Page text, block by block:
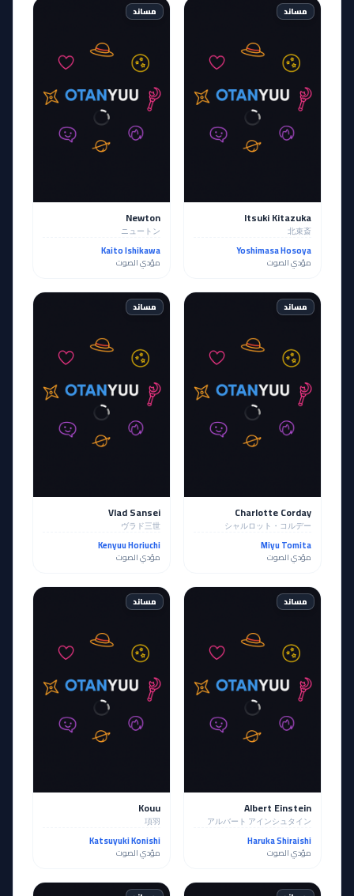
مساند
Itsuki Kitazuka
北束斎
Yoshimasa Hosoya
مؤدي الصوت
مساند
Newton
ニュートン
Kaito Ishikawa
مؤدي الصوت
مساند
Charlotte Corday
シャルロット・コルデー
Miyu Tomita
مؤدي الصوت
مساند
Vlad Sansei
ヴラド三世
Kenyuu Horiuchi
مؤدي الصوت
مساند
Albert Einstein
アルバート アインシュタイン
Haruka Shiraishi
مؤدي الصوت
مساند
Kouu
項羽
Katsuyuki Konishi
مؤدي الصوت